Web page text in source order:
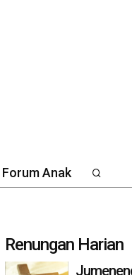
Forum Anak
Renungan Harian